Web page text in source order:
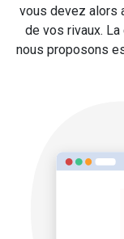
vous devez alors
de vos rivaux.
nous proposons